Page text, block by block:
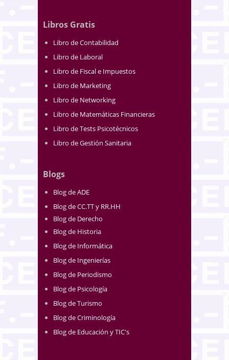
Libros Gratis
Libro de Contabilidad
Libro de Laboral
Libro de Fiscal e Impuestos
Libro de Marketing
Libro de Networking
Libro de Matemáticas Financieras
Libro de Tests Psicotécnicos
Libro de Gestión Sanitaria
Blogs
Blog de ADE
Blog de CC.TT y RR.HH
Blog de Derecho
Blog de Historia
Blog de Informática
Blog de Ingenierías
Blog de Periodismo
Blog de Psicología
Blog de Turismo
Blog de Criminología
Blog de Educación y TIC's